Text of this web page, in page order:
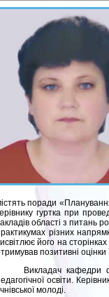
поради
гуртка при
області з питань
різних
його на
позитивні
Викладач кафедри
освіти.
молоді.